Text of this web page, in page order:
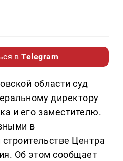
вTelegram
области суд
директору
и его заместителю.
в
Центра
Об этом сообщает